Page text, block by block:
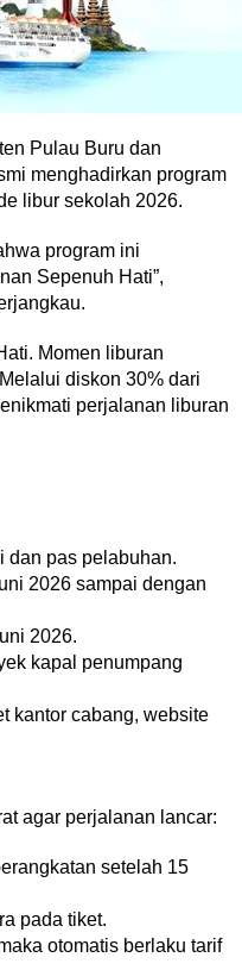
Pulau Buru dan
menghadirkan program
libur sekolah 2026.
program ini
Sepenuh Hati”,
Momen liburan
diskon 30% dari
perjalanan liburan
dan pas pelabuhan.
2026 sampai dengan
2026.
kapal penumpang
kantor cabang, website
agar perjalanan lancar:
setelah 15
pada tiket.
otomatis berlaku tarif